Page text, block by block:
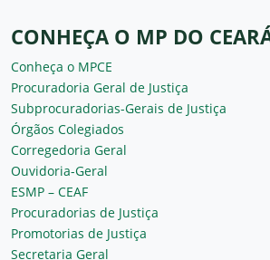
CONHEÇA O MP DO
Conheça o MPCE
Procuradoria Geral de Justiça
Subprocuradorias-Gerais de Justiça
Órgãos Colegiados
Corregedoria Geral
Ouvidoria-Geral
ESMP – CEAF
Procuradorias de Justiça
Promotorias de Justiça
Secretaria Geral